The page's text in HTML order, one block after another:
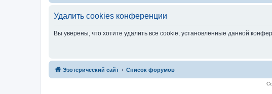
Удалить cookies конференции
Вы уверены, что хотите удалить все cookie, установленные данной
Эзотерический сайт Список форумов